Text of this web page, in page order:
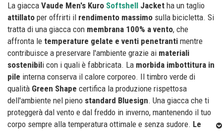
La giacca Vaude Men's Kuro Softshell Jacket ha un taglio
attillato per offrirti il rendimento massimo sulla bicicletta. Si
tratta di una giacca con membrana 100% a vento, che
affronta le temperature gelate e venti penetranti mentre
contribuisce a preservare l'ambiente grazie ai materiali
sostenibili con i quali è fabbricata. La morbida imbottitura in
pile interna conserva il calore corporeo. Il timbro verde di
qualità Green Shape certifica la produzione rispettosa
dell'ambiente nel pieno standard Bluesign. Una giacca che ti
proteggerà dal vento e dal freddo in inverno, mantenendo il tuo
corpo sempre alla temperatura ottimale e senza sudore. Le